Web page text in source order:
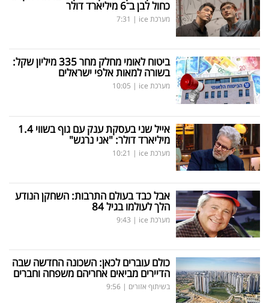
כחול לבן ב־6 מיליארד דולר
מערכת ice |
7:31
ביטוח לאומי מחלק מחר 335 מיליון שקל:
בשורה למאות אלפי ישראלים
מערכת ice |
10:05
אייל שני בעסקת ענק עם גוף בשווי 1.4
מיליארד דולר: "אני נרגש"
מערכת ice |
10:21
אבל כבד בעולם התרבות: השחקן הנודע
הלך לעולמו בגיל 84
מערכת ice |
9:43
כולם עוברים לכאן: השכונה החדשה שבה
הדיירים מביאים אחריהם משפחה וחברים
בשיתוף אזורים |
9:56